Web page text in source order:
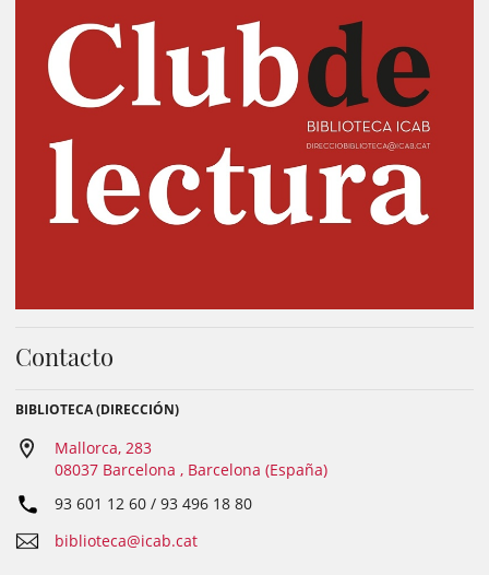
Contacto
BIBLIOTECA (DIRECCIÓN)
Mallorca, 283
08037 Barcelona , Barcelona (España)
93 601 12 60 / 93 496 18 80
biblioteca@icab.cat